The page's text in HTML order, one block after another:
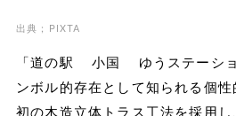
出典；PIXTA
「道の駅 小国 ゆうステーシ
ンボル的存在として知られる個
初の木造立体トラス工法を採用